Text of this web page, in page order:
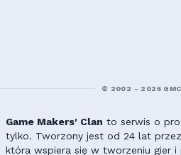
© 2002 - 2026
Game Makers' Clan to serwis o
tylko. Tworzony jest od 24 lat
która wspiera się w tworzeniu gier i